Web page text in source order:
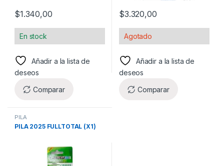
$1.340,00
En stock
Añadir a la lista de
deseos
Comparar
$3.320,00
Agotado
Añadir a la lista de
deseos
Comparar
PILA
PILA 2025 FULLTOTAL (X1)